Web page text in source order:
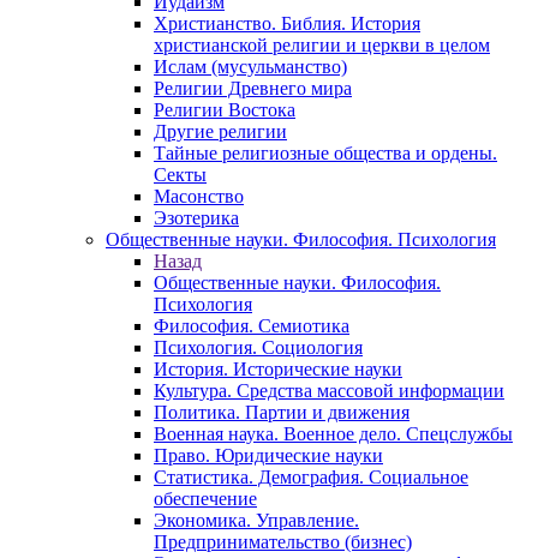
Христианство. Библия. История
христианской религии и церкви в целом
Ислам (мусульманство)
Религии Древнего мира
Религии Востока
Другие религии
Тайные религиозные общества и ордены.
Секты
Масонство
Эзотерика
Общественные науки. Философия. Психология
Назад
Общественные науки. Философия.
Психология
Философия. Семиотика
Психология. Социология
История. Исторические науки
Культура. Средства массовой информации
Политика. Партии и движения
Военная наука. Военное дело. Спецслужбы
Право. Юридические науки
Статистика. Демография. Социальное
обеспечение
Экономика. Управление.
Предпринимательство (бизнес)